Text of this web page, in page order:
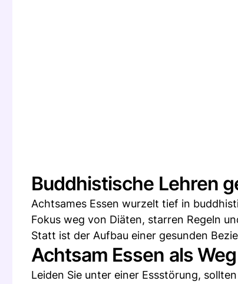
Buddhistische Lehren
Achtsames Essen wurzelt tief in
Fokus weg von Diäten, starren Regeln
Statt ist der Aufbau einer gesunden
Achtsam Essen als
Leiden Sie unter einer Essstörung,